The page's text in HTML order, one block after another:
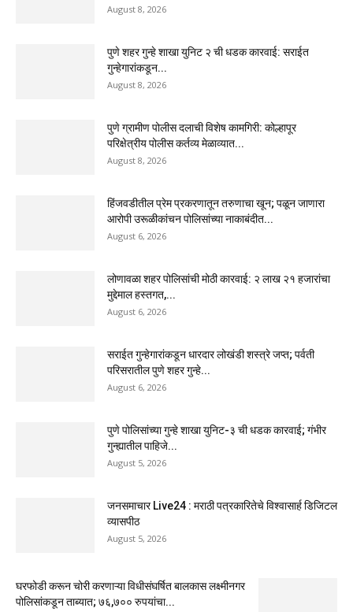
August 8, 2026
पुणे शहर गुन्हे शाखा युनिट २ ची धडक कारवाई: सराईत
गुन्हेगारांकडून...
August 8, 2026
पुणे ग्रामीण पोलीस दलाची विशेष कामगिरी: कोल्हापूर
परिक्षेत्रीय पोलीस कर्तव्य मेळाव्यात...
August 8, 2026
हिंजवडीतील प्रेम प्रकरणातून तरुणाचा खून; पळून जाणारा
आरोपी उरूळीकांचन पोलिसांच्या नाकाबंदीत...
August 6, 2026
लोणावळा शहर पोलिसांची मोठी कारवाई: २ लाख २१ हजारांचा
मुद्देमाल हस्तगत,...
August 6, 2026
सराईत गुन्हेगारांकडून धारदार लोखंडी शस्त्रे जप्त; पर्वती
परिसरातील पुणे शहर गुन्हे...
August 6, 2026
पुणे पोलिसांच्या गुन्हे शाखा युनिट-३ ची धडक कारवाई; गंभीर
गुन्ह्यातील पाहिजे...
August 5, 2026
जनसमाचार Live24 : मराठी पत्रकारितेचे विश्वासार्ह डिजिटल
व्यासपीठ
August 5, 2026
घरफोडी करून चोरी करणाऱ्या विधीसंघर्षित बालकास लक्ष्मीनगर
पोलिसांकडून ताब्यात; ७६,७०० रुपयांचा...